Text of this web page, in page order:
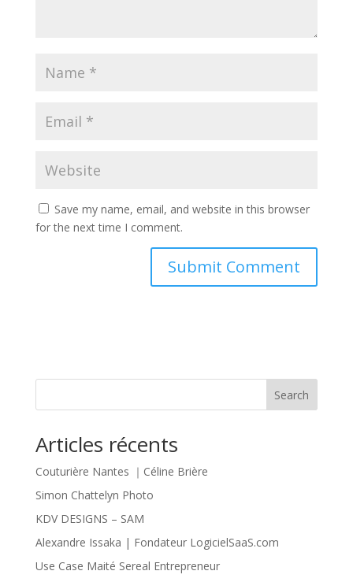
Save my name, email, and website in this browser
for the next time I comment.
Search
Articles récents
Couturière Nantes ｜Céline Brière
Simon Chattelyn Photo
KDV DESIGNS – SAM
Alexandre Issaka | Fondateur LogicielSaaS.com
Use Case Maité Sereal Entrepreneur